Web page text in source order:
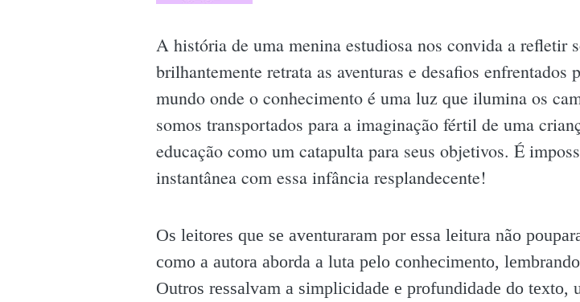
A história de uma menina estudiosa nos convida a refletir
brilhantemente retrata as aventuras e desafios enfrentados
mundo onde o conhecimento é uma luz que ilumina os
somos transportados para a imaginação fértil de uma
educação como um catapulta para seus objetivos. É
instantânea com essa infância resplandecente!
Os leitores que se aventuraram por essa leitura não
como a autora aborda a luta pelo conhecimento,
Outros ressalvam a simplicidade e profundidade do